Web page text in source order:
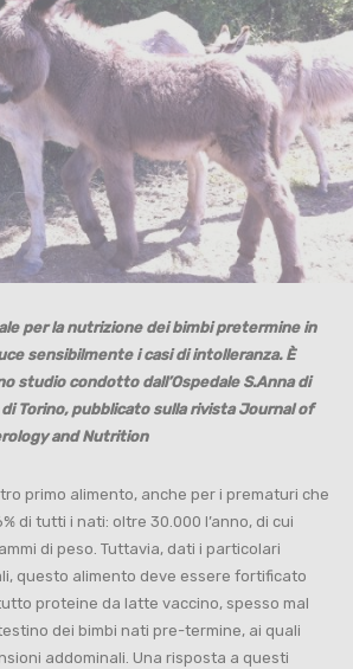
perla nutrizione dei bimbi pretermine in
sensibilmente i casi di intolleranza. È
studio condotto dall’Ospedale S.Anna di
Torino, pubblicato sulla rivista Journal of
and Nutrition
primo alimento, anche per i prematuri che
di tutti i nati: oltre 30.000 l’anno, di cui
di peso. Tuttavia, dati i particolari
questo alimento deve essere fortificato
proteine da latte vaccino, spesso mal
dei bimbi nati pre-termine, ai quali
addominali. Una risposta a questi